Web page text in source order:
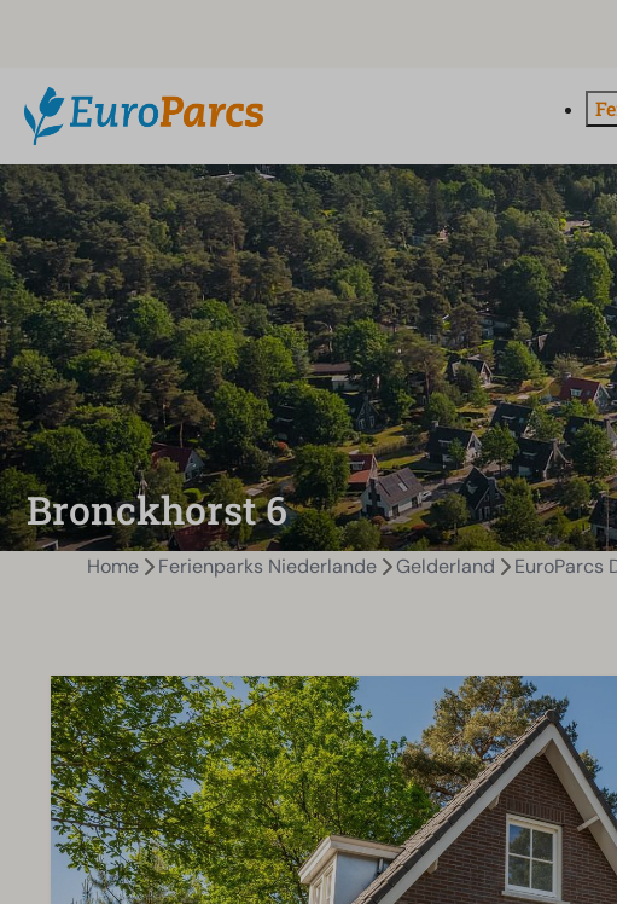
Bronckhorst 6
Home Ferienparks Niederlande Gelderland EuroParcs